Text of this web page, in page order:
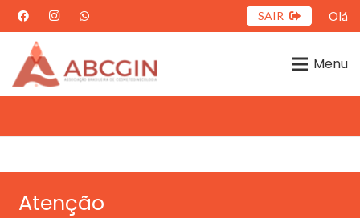
SAIR Olá
Menu
Atenção